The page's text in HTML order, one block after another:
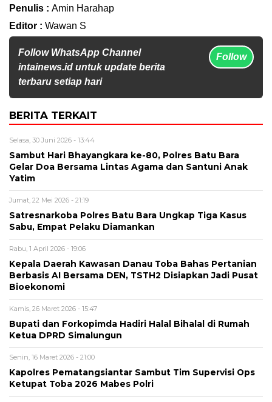
Penulis : Amin Harahap
Editor : Wawan S
Follow WhatsApp Channel
intainews.id untuk update berita
terbaru setiap hari
Follow
BERITA TERKAIT
Selasa, 30 Juni 2026 - 13:44
Sambut Hari Bhayangkara ke-80, Polres Batu Bara
Gelar Doa Bersama Lintas Agama dan Santuni Anak
Yatim
Jumat, 22 Mei 2026 - 21:19
Satresnarkoba Polres Batu Bara Ungkap Tiga Kasus
Sabu, Empat Pelaku Diamankan
Rabu, 1 April 2026 - 19:06
Kepala Daerah Kawasan Danau Toba Bahas Pertanian
Berbasis AI Bersama DEN, TSTH2 Disiapkan Jadi Pusat
Bioekonomi
Kamis, 26 Maret 2026 - 15:47
Bupati dan Forkopimda Hadiri Halal Bihalal di Rumah
Ketua DPRD Simalungun
Senin, 16 Maret 2026 - 21:00
Kapolres Pematangsiantar Sambut Tim Supervisi Ops
Ketupat Toba 2026 Mabes Polri